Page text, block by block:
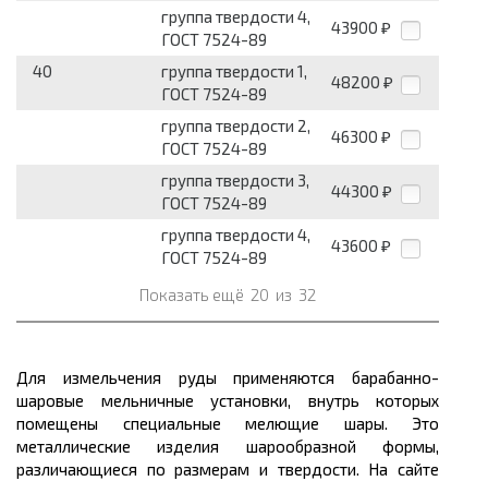
группа твердости 4,
ГОСТ 7524-89
43900 ₽
40
группа твердости 1,
ГОСТ 7524-89
48200 ₽
группа твердости 2,
ГОСТ 7524-89
46300 ₽
группа твердости 3,
ГОСТ 7524-89
44300 ₽
группа твердости 4,
ГОСТ 7524-89
43600 ₽
Показать ещё 20 из 32
Для измельчения руды применяются барабанно-
шаровые мельничные установки, внутрь которых
помещены специальные мелющие шары. Это
металлические изделия шарообразной формы,
различающиеся по размерам и твердости. На сайте